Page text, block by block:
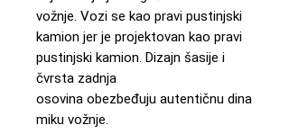
vožnje. Vozi se kao pravi pustinjski
kamion jer je projektovan kao pravi
pustinjski kamion. Dizajn šasije i
čvrsta zadnja
osovina obezbeđuju autentičnu dina
miku vožnje.